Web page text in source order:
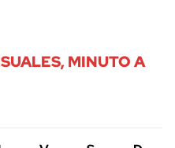
MINUTO A